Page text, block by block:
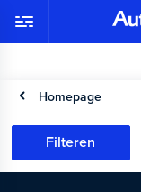
Homepage
Filteren